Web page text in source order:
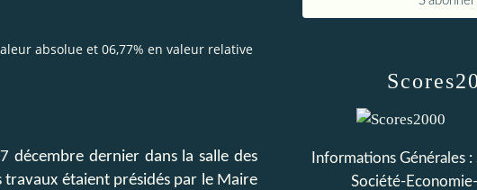
absolue et 06,77% en valeur relative
décembre dernier dans la salle des
travaux étaient présidés par le Maire
Informations Générales
Société-